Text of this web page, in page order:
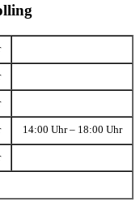
14:00 Uhr – 18:00 Uhr